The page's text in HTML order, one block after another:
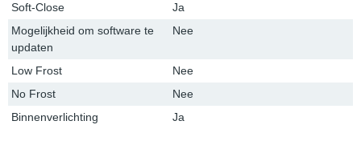
Soft-Close
Ja
Mogelijkheid om software te
updaten
Nee
Low Frost
Nee
No Frost
Nee
Binnenverlichting
Ja